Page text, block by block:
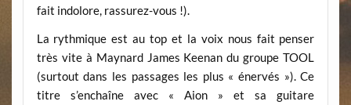
fait indolore, rassurez-vous !).
La rythmique est au top et la voix nous fait penser
très vite à Maynard James Keenan du groupe TOOL
(surtout dans les passages les plus « énervés »). Ce
titre s’enchaîne avec « Aion » et sa guitare